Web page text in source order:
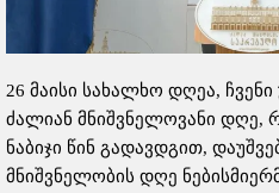
26 მაისი სახალხო დღეა,
ძალიან მნიშვნელოვანი დღე,
ნაბიჯი წინ გადავდგით,
მნიშვნელობის დღე